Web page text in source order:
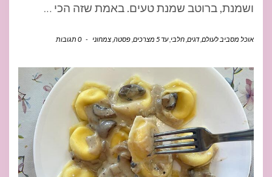
ושמנת, ברוטב שמנת טעים. באמת שזה הכי …
אוכל מסביב לעולם ,דגים חלבי ,עד 5 מצרכים פסטה צמחוני - 0 תגובות